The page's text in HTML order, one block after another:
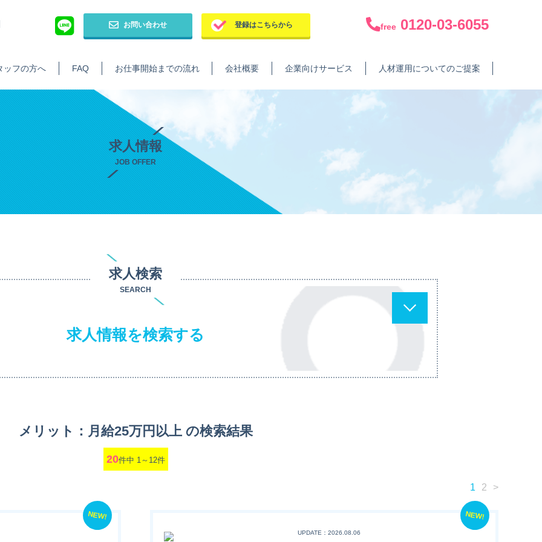
お問い合わせ 登録はこちらから free 0120-03-6055
ッフの方へ FAQ お仕事開始までの流れ 会社概要 企業向けサービス 人材運用についてのご提案
求人情報
JOB OFFER
求人検索
SEARCH
求人情報を検索する
メリット：月給25万円以上 の検索結果
20件中 1～12件
1 2 >
NEW! NEW!
UPDATE：2026.08.06